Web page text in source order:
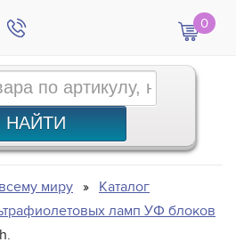
0
миру
Каталог
ламп УФ блоков